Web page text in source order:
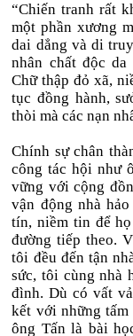
“Chiến tranh rất
một phần xương
dai dẳng và di
nhân chất độc
Chữ thập đỏ xã,
tục đồng hành,
thòi mà các nạn
Chính sự chân
công tác hội như
vững với cộng
vận động nhà
tín, niềm tin để
đường tiếp theo.
tôi đều đến tận
sức, tôi cùng nhà
đình. Dù có vất
kết với những tấm
ông Tấn là bài